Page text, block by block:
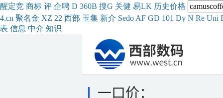
醒定竞 商标 评 企聘 D 360B 搜G 关健 易LK 历史价格
4.cn 聚名金 XZ 22 西部 玉集 新介 Sedo AF GD 101 Dy N Re Uni
表 信息 中介 知识